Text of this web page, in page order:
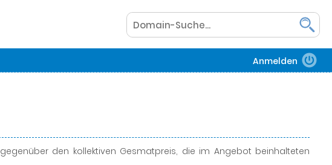
Anmelden
gegenüber den kollektiven Gesmatpreis, die im Angebot beinhalteten